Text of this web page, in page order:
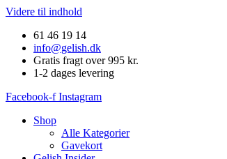
Videre til indhold
61 46 19 14
info@gelish.dk
Gratis fragt over 995 kr.
1-2 dages levering
Facebook-f Instagram
Shop
Alle Kategorier
Gavekort